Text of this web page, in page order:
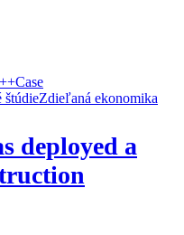
Case
štúdieZdieľaná ekonomika
deployed a